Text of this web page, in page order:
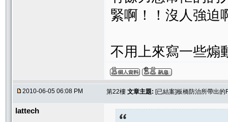
緊啊！！沒人強迫
不用上來寫一些煽
2010-06-05 06:08 PM 第22樓 文章主題: [已結案]板橋防治所帶出
lattech